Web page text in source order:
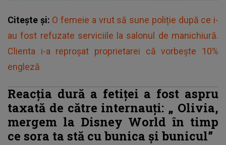
Citește și: O femeie a vrut să sune poliție după ce i-
au fost refuzate serviciile la salonul de manichiură.
Clienta i-a reproșat proprietarei că vorbește 10%
engleză
Reacția dură a fetiței a fost aspru
taxată de către internauți: „ Olivia,
mergem la Disney World în timp
ce sora ta stă cu bunica și bunicul”